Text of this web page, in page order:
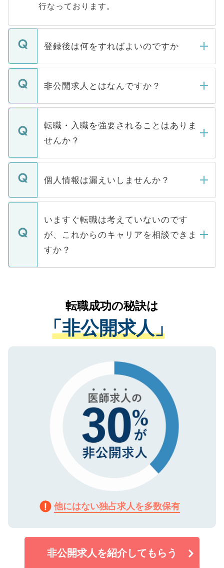
行なっております。
登録後は何をすればよいのですか
ご登録いただきましたら、弊社担当者がご
登録内容を確認し、その後メールもしくは
ます。通常、5営業日以内にはご連絡をせて
いただきますので、しばらくお待ちくださ
非公開求人とはなんですか？
マイナビDOCTORで取り扱っている求人の
うち約3割は、Webサイトからご覧いただ
けない「非公開求人」です。非公開求人は
下記の理由によって、一般には公開してい
ません。
■応募殺到を避けるため 人気のある医療機
関を公にしてしまうと、応募が殺到する場
に、医療機関が求める条件に合った人材の
みを人材紹介会社に依頼するケースが増え
ています。
転職・入職を強要されることはありま
せんか？
転職・入職を強要することは一切ありませ
ん。また、仮に応募先から内定をいただい
定を承諾する必要はありません。内定先へ
の辞退の連絡はキャリアパートナーが行い
個人情報は漏えいしませんか？
個人情報が漏えいすることはありませんの
で、ご安心ください。当サイトからの登録
などで収集したご登録者様の個人情報は、
ご本人のキャリアアップおよび転職活動の
支援を目的に使用いたします。お預かりし
ているすべての個人データはご本人の許可
は、個人情報の取り扱いについての厳密な
管理基準を満たした事業者のみに付与され
る、プライバシーマークを取得済みです。
で、機密保持に関してもご安心ください。
いますぐ転職は考えていないのです
が、これからのキャリアを相談できま
すか？
かがいして、現在の医療機関の状況や紹介
経験をまじえながら、適切なアドバイスを
させていただきます。すぐにご転職をされ
ない方には、長期的なサポートが可能です
ので、まずはご登録ください。
転職成功の秘訣は
「非公開求人」
他にはない独占求人を多数保有
非公開求人を紹介してもらう